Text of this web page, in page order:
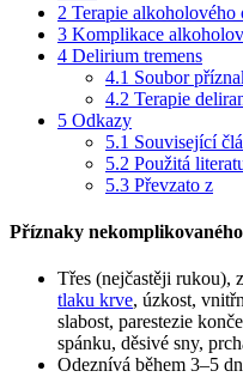
2 Terapie alkoholového
3 Komplikace
4 Delirium tremens
4.1 Soubor
4.2 Terapie
5 Odkazy
5.1 Související
5.2 Použitá
5.3 Převzato z
Příznaky
Třes (nejčastěji rukou),
tlaku krve, úzkost,
slabost, parestezie
spánku, děsivé sny,
Odeznívá během 3–5